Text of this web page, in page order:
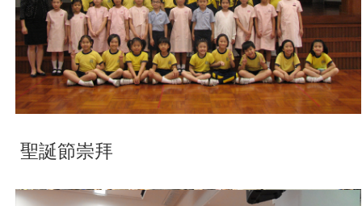
聖誕節崇拜